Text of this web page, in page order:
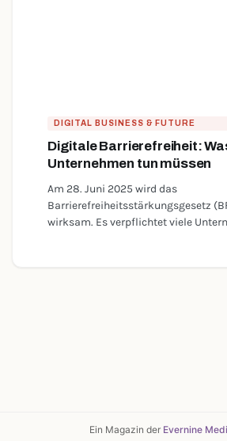
DIGITAL BUSINESS & FUTURE
Digitale Barrierefreiheit:
Unternehmen tun müssen
Am 28. Juni 2025 wird das
Barrierefreiheitsstärkungsgesetz
wirksam. Es verpflichtet viele
Ein Magazin der Evernine